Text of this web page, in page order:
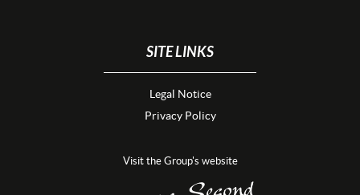
SITE LINKS
Legal Notice
Privacy Policy
Visit the Group's website